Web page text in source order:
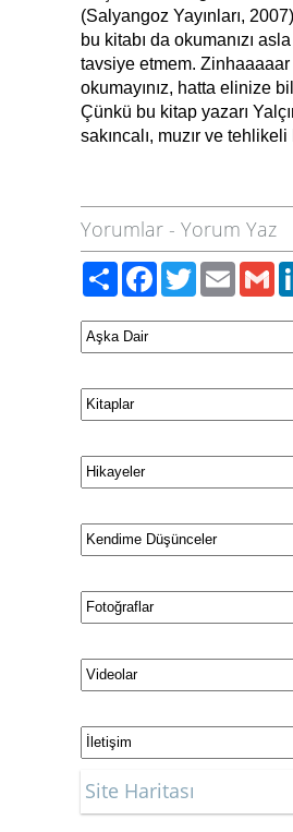
(Salyangoz Yayınları,
bu kitabı da okumanızı
tavsiye etmem. Zinhaaaaar
okumayınız, hatta elinize
Çünkü bu kitap yazarı
sakıncalı, muzır ve tehlikeli
Yorumlar - Yorum Yaz
PaylaşFacebook
TwitterEmail
Site Haritası